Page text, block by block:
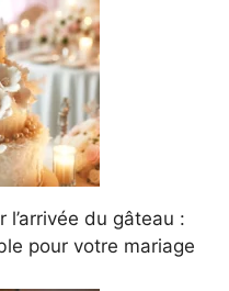
du gâteau :
pour votre mariage